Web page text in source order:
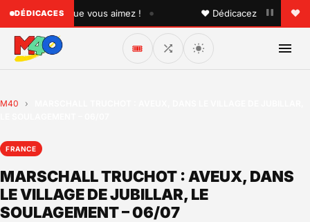
DÉDICACES
quelqu'un que vous aimez ! • ♥ Dédicacez un titre à vos
🎟️
M40 ›
FRANCE
MARSCHALL TRUCHOT : AVEUX, DANS
LE VILLAGE DE JUBILLAR, LE
SOULAGEMENT – 06/07